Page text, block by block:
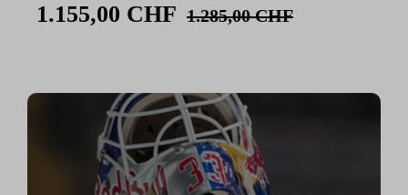
1.155,00 CHF 1.285,00 CHF